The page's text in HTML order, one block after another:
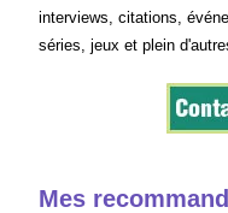
interviews, citations,
séries, jeux et plein
Mes